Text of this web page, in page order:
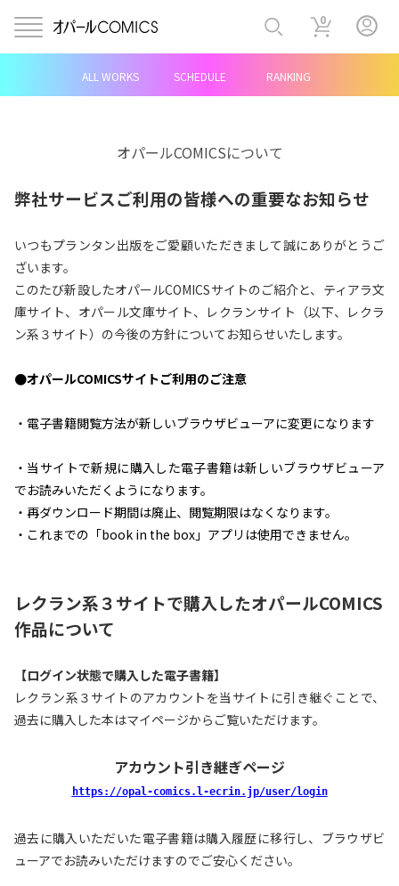
ALL WORKS SCHEDULE RANKING
0
オパールCOMICSについて
弊社サービスご利用の皆様への重要なお知らせ
いつもプランタン出版をご愛顧いただきまして誠にありがとうご
ざいます。
このたび新設したオパールCOMICSサイトのご紹介と、ティアラ文
庫サイト、オパール文庫サイト、レクランサイト（以下、レクラ
ン系３サイト）の今後の方針についてお知らせいたします。
●オパールCOMICSサイトご利用のご注意
・電子書籍閲覧方法が新しいブラウザビューアに変更になります
・当サイトで新規に購入した電子書籍は新しいブラウザビューア
でお読みいただくようになります。
・再ダウンロード期間は廃止、閲覧期限はなくなります。
・これまでの「book in the box」アプリは使用できません。
レクラン系３サイトで購入したオパールCOMICS
作品について
【ログイン状態で購入した電子書籍】
レクラン系３サイトのアカウントを当サイトに引き継ぐことで、
過去に購入した本はマイページからご覧いただけます。
アカウント引き継ぎページ
https://opal-comics.l-ecrin.jp/user/login
過去に購入いただいた電子書籍は購入履歴に移行し、ブラウザビ
ューアでお読みいただけますのでご安心ください。